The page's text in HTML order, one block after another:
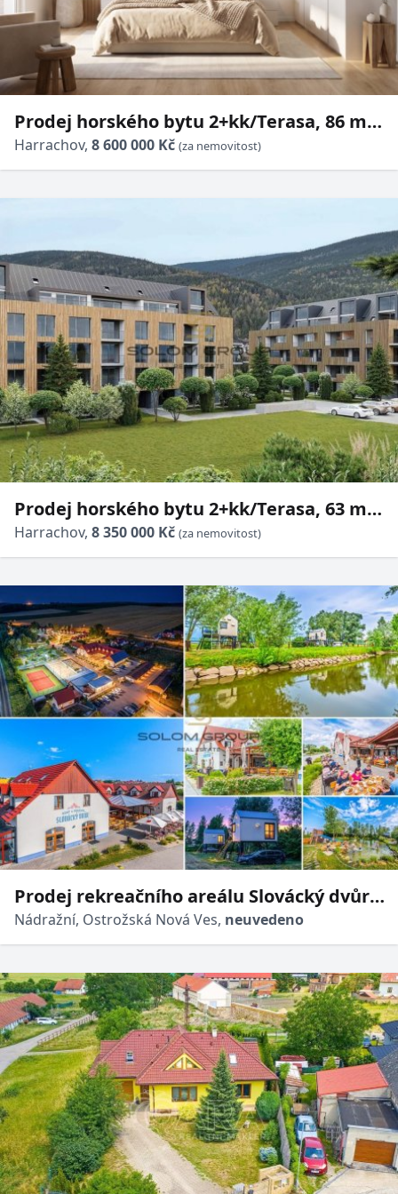
Prodej horského bytu 2+kk/Terasa, 86 m²,
Harrachov, parkovací stání +
předzahrádka, OV, novostavba
Harrachov, 8 600 000 Kč (za nemovitost)
Prodej horského bytu 2+kk/Terasa, 63 m²,
Harrachov, parkovací stání + sklep +
komora, OV, novostavba
Harrachov, 8 350 000 Kč (za nemovitost)
Prodej rekreačního areálu Slovácký dvůr,
23 739 m², Ostrožská Nová Ves, Uherské
Hradiště
Nádražní, Ostrožská Nová Ves, neuvedeno